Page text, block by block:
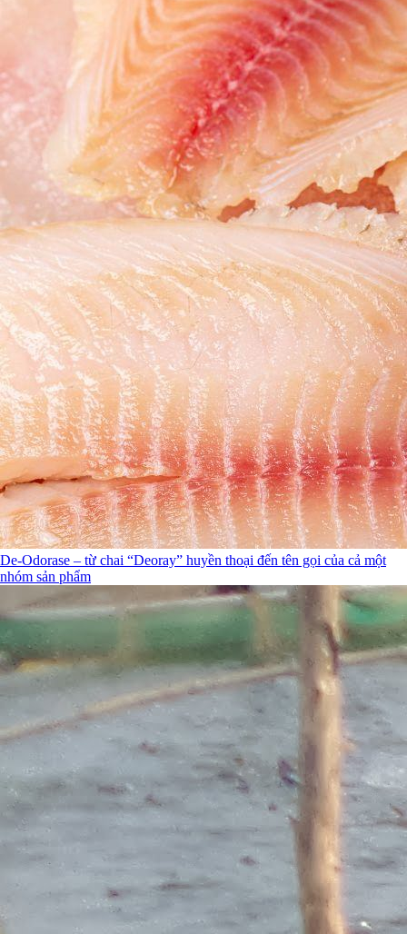
De-Odorase – từ chai “Deoray” huyền thoại đến tên gọi của cả một
nhóm sản phẩm